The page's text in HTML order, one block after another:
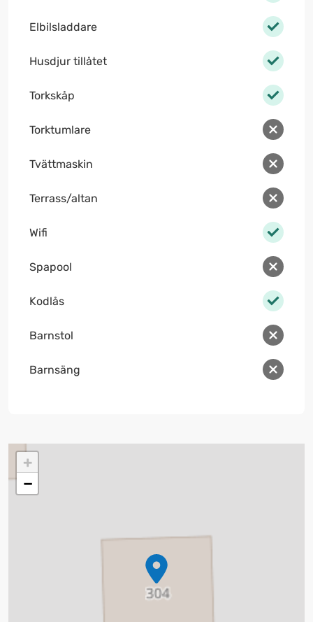
Elbilsladdare
Husdjur tillåtet
Torkskåp
Torktumlare
Tvättmaskin
Terrass/altan
Wifi
Spapool
Kodlås
Barnstol
Barnsäng
+
−